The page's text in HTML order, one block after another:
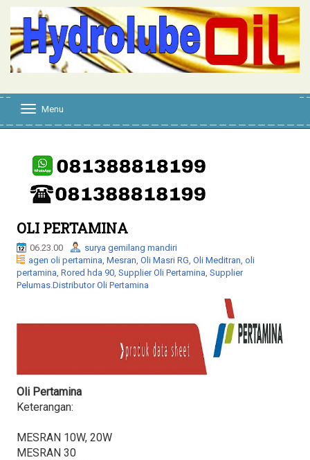
e
a
a
t
i
Menu
OLI PERTAMINA
06.23.00
surya gemilang mandiri
agen oli pertamina, Mesran, Oli Masri RG, Oli Meditran, oli
pertamina, Rored hda 90, Supplier Oli Pertamina, Supplier
Pelumas.Distributor Oli Pertamina
Oli Pertamina
Keterangan:
MESRAN 10W, 20W
MESRAN 30